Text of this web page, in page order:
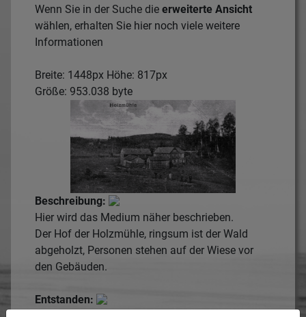
Wenn Sie in der Suche die erweiterte Ansicht
wählen, erhalten Sie hier noch viele weitere
Informationen
Breite: 1448px Höhe: 817px
Größe: 953.038 byte
Beschreibung:
Hier wird das Medium näher beschrieben.
Der Hof der Holzmühle, ringsum ist der Wald
abgeholzt, Personen stehen auf der Wiese vor
den Gebäuden.
Entstanden: